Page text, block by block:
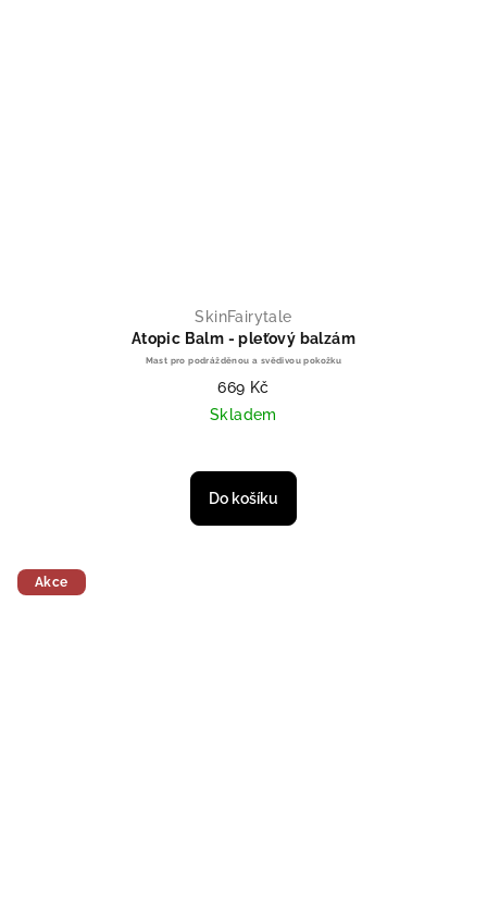
SkinFairytale
Atopic Balm - pleťový balzám
Mast pro podrážděnou a svědivou pokožku
669 Kč
Skladem
Do košíku
Akce